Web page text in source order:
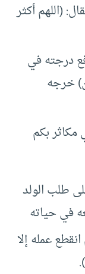
(اللهم أكثر
درجته في
خرجه
مكاثر بكم
طلب الولد
في حياته
عمله إلا